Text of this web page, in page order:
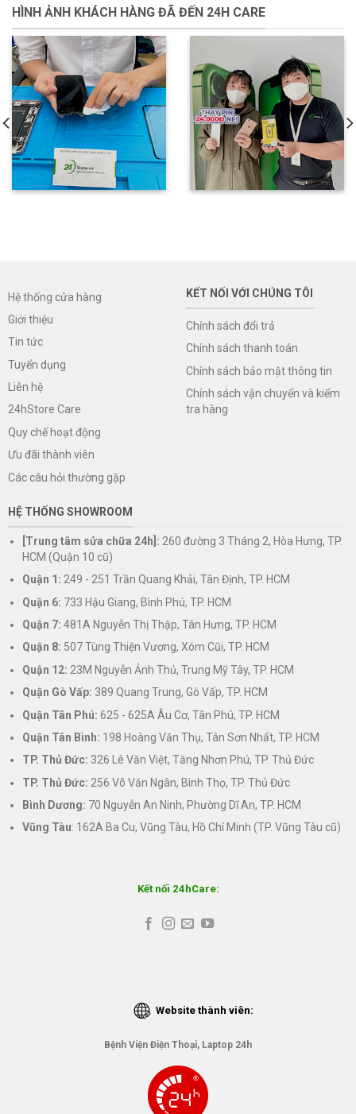
HÌNH ẢNH KHÁCH HÀNG ĐÃ ĐẾN 24H CARE
Hệ thống cửa hàng
Giới thiệu
Tin tức
Tuyển dụng
Liên hệ
24hStore Care
Quy chế hoạt động
Ưu đãi thành viên
Các câu hỏi thường gặp
KẾT NỐI VỚI CHÚNG TÔI
Chính sách đổi trả
Chính sách thanh toán
Chính sách bảo mật thông tin
Chính sách vận chuyển và kiểm
tra hàng
HỆ THỐNG SHOWROOM
[Trung tâm sửa chữa 24h]: 260 đường 3 Tháng 2, Hòa Hưng, TP.
HCM (Quận 10 cũ)
Quận 1: 249 - 251 Trần Quang Khải, Tân Định, TP. HCM
Quận 6: 733 Hậu Giang, Bình Phú, TP. HCM
Quận 7: 481A Nguyễn Thị Thập, Tân Hưng, TP. HCM
Quận 8: 507 Tùng Thiện Vương, Xóm Cũi, TP. HCM
Quận 12: 23M Nguyễn Ảnh Thủ, Trung Mỹ Tây, TP. HCM
Quận Gò Vấp: 389 Quang Trung, Gò Vấp, TP. HCM
Quận Tân Phú: 625 - 625A Âu Cơ, Tân Phú, TP. HCM
Quận Tân Bình: 198 Hoàng Văn Thụ, Tân Sơn Nhất, TP. HCM
TP. Thủ Đức: 326 Lê Văn Việt, Tăng Nhơn Phú, TP. Thủ Đức
TP. Thủ Đức: 256 Võ Văn Ngân, Bình Thọ, TP. Thủ Đức
Bình Dương: 70 Nguyễn An Ninh, Phường Dĩ An, TP. HCM
Vũng Tàu: 162A Ba Cu, Vũng Tàu, Hồ Chí Minh (TP. Vũng Tàu cũ)
Kết nối 24hCare:
Website thành viên:
Bệnh Viện Điện Thoại, Laptop 24h